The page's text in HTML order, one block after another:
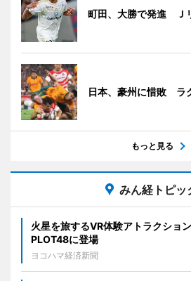
町田、大勝で発進 Ｊ
日本、豪州に惜敗 ラ
もっと見る
みん経トピッ
火星を旅するVR体験アトラクショ
PLOT48に登場
ヨコハマ経済新聞